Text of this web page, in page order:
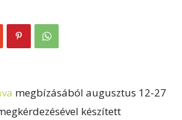
megbízásából augusztus 12-27
készített